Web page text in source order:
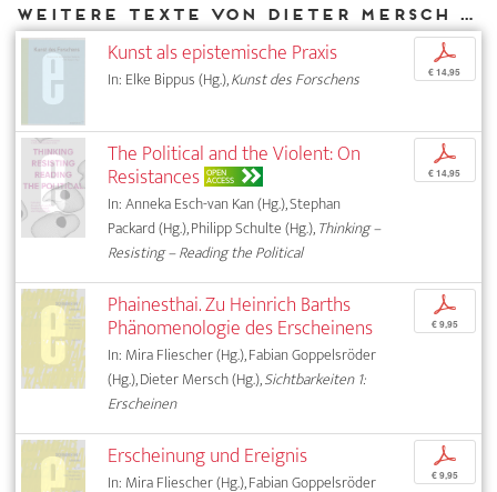
Weitere Texte von Dieter Mersch bei DIAPHANES
Kunst als epistemische Praxis
In: Elke Bippus (Hg.),Kunst des Forschens
p
€ 14,95
The Political and the Violent: On
Resistances OPEN
ACCESS
In: Anneka Esch-van Kan (Hg.), Stephan
Packard (Hg.), Philipp Schulte (Hg.),Thinking –
Resisting – Reading the Political
p
€ 14,95
Phainesthai. Zu Heinrich Barths
Phänomenologie des Erscheinens
In: Mira Fliescher (Hg.), Fabian Goppelsröder
(Hg.), Dieter Mersch (Hg.),Sichtbarkeiten 1:
Erscheinen
p
€ 9,95
Erscheinung und Ereignis
In: Mira Fliescher (Hg.), Fabian Goppelsröder
p
€ 9,95